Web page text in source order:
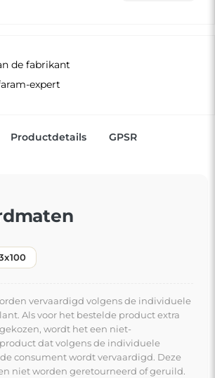
de fabrikant
expert
Productdetails GPSR
vervaardigd volgens de individuele
Als voor het bestelde product extra
wordt het een niet-
dat volgens de individuele
consument wordt vervaardigd. Deze
niet worden geretourneerd of geruild.